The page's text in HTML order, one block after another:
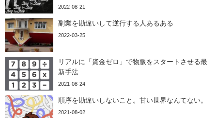
2022-08-21
副業を勘違いして逆行する人あるある
2022-03-25
リアルに「資金ゼロ」で物販をスタートさせる最
新手法
2021-08-24
順序を勘違いしないこと。甘い世界なんてない。
2021-08-02